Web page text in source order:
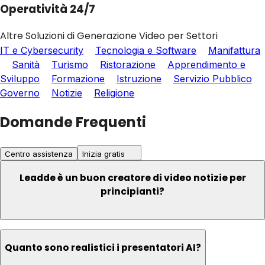
Operatività 24/7
Altre Soluzioni di Generazione Video per Settori
IT e Cybersecurity Tecnologia e Software
Manifattura
Sanità
Turismo Ristorazione
Apprendimento e
Sviluppo
Formazione Istruzione
Servizio Pubblico
Governo
Notizie Religione
Domande Frequenti
Centro assistenza Inizia gratis
Leadde è un buon creatore di video notizie per
principianti?
Quanto sono realistici i presentatori AI?